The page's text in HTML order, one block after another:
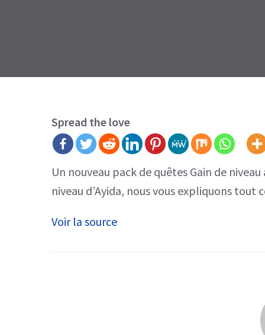
Spread the love
Un nouveau pack de quêtes Gain de
niveau d’Ayida, nous vous expliquons tout
Voir la source